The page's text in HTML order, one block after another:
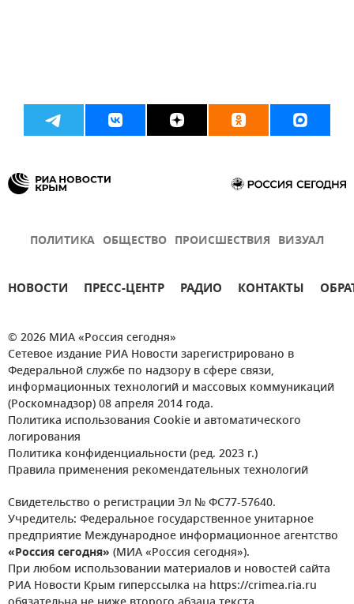
ПОЛИТИКА ОБЩЕСТВО ПРОИСШЕСТВИЯ ВИЗУАЛ
НОВОСТИ ПРЕСС-ЦЕНТР РАДИО КОНТАКТЫ
© 2026 МИА «Россия сегодня»
Сетевое издание РИА Новости зарегистрировано в
Федеральной службе по надзору в сфере связи,
информационных технологий и массовых коммуникаций
(Роскомнадзор) 08 апреля 2014 года.
Политика использования Cookie и автоматического
логирования
Политика конфиденциальности (ред. 2023 г.)
Правила применения рекомендательных технологий
Свидетельство о регистрации Эл № ФС77-57640.
Учредитель: Федеральное государственное унитарное
предприятие Международное информационное агентство
«Россия сегодня» (МИА «Россия сегодня»).
При любом использовании материалов и новостей сайта
РИА Новости Крым гиперссылка на https://crimea.ria.ru